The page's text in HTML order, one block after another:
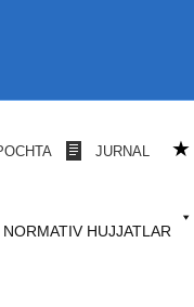
JURNAL ★
NORMATIV HUJJATLAR